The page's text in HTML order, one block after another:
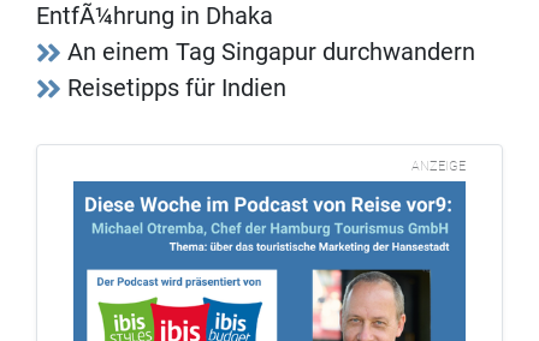
EntfÃ¼hrung in Dhaka
An einem Tag Singapur durchwandern
Reisetipps für Indien
ANZEIGE